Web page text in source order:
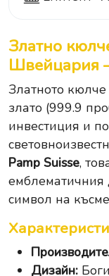
Златно
Швейцария
Златното кюлче
злато (999.9
инвестиция и
Pamp Suisse,
емблематичния
символ на
Дизайн: